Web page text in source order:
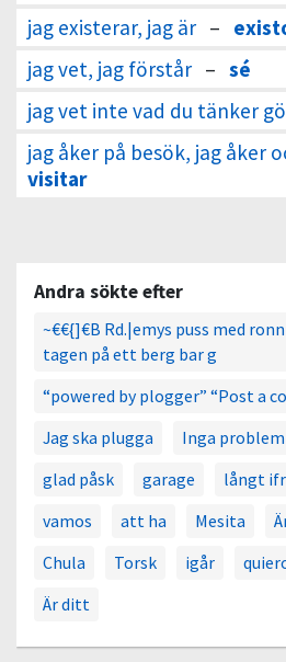
jag existerar, jag är –
jag vet, jag förstår – sé
jag vet inte vad du tänker
jag åker på besök, jag åker
visitar
Andra sökte efter
~€€{]€B Rd.|emys puss med
tagen på ett berg bar g
“powered by plogger” “Post a
Jag ska plugga
Inga problem
glad påsk
garage långt
vamos
att ha Mesita
Chula
Torsk igår
Är ditt